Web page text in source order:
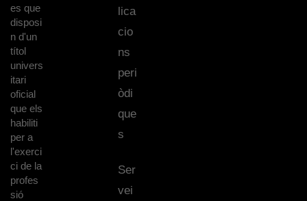
es que
disposi
n d'un
títol
univers
itari
oficial
que els
habiliti
per a
l'exerci
ci de la
profes
sió
lica
cio
ns
peri
òdi
que
s
Ser
vei